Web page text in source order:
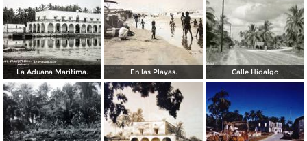
La Aduana Maritima. En las Playas. Calle Hidalgo